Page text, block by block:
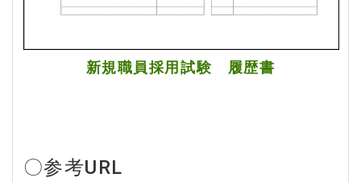
新規職員採用試験 履歴書
〇参考URL